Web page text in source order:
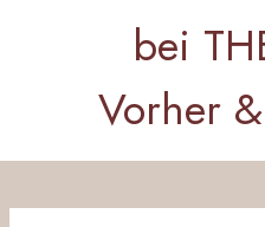
bei
Vorher